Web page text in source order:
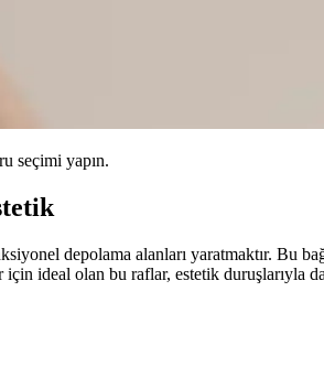
seçimi yapın.
depolama alanları yaratmaktır. Bu
ideal olan bu raflar, estetik duruşlarıyla